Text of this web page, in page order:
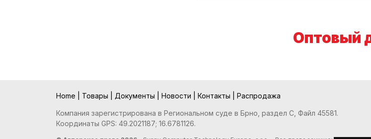
Оптовый
Home Товары Документы Новости Контакты Распродажа
Компания зарегистрирована в Региональном суде в Брно, раздел С, Файл 45581.
Координаты GPS: 49.2021187; 16.6781126.